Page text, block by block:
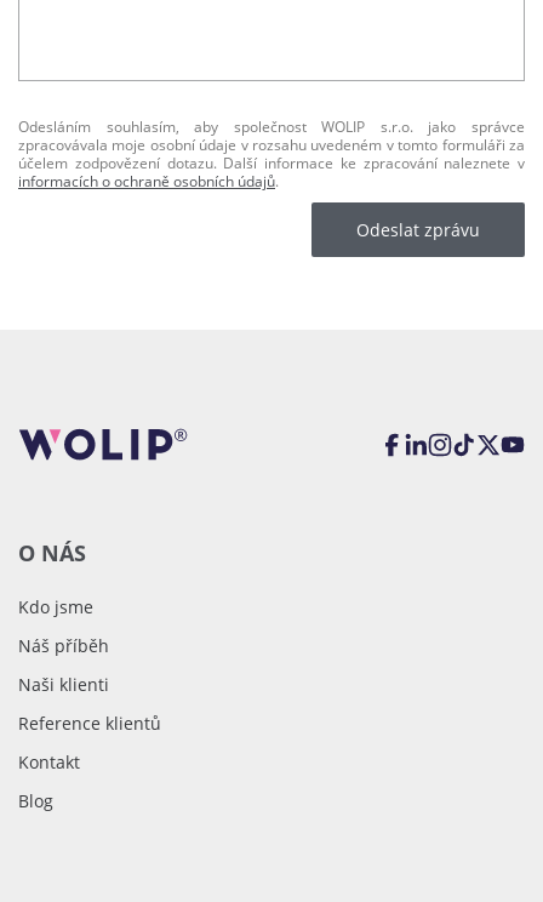
Odesláním souhlasím, aby společnost WOLIP s.r.o. jako správce
zpracovávala moje osobní údaje v rozsahu uvedeném v tomto formuláři za
účelem zodpovězení dotazu. Další informace ke zpracování naleznete v
informacích o ochraně osobních údajů.
Odeslat zprávu
O NÁS
Kdo jsme
Náš příběh
Naši klienti
Reference klientů
Kontakt
Blog